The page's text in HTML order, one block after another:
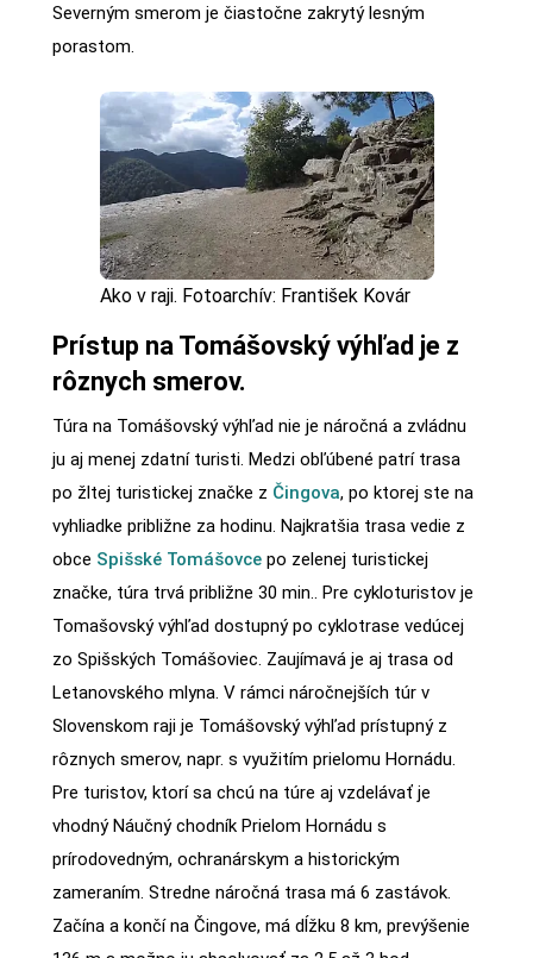
Severným smerom je čiastočne zakrytý lesným
porastom.
Ako v raji. Fotoarchív: František Kovár
Prístup na Tomášovský výhľad je z
rôznych smerov.
Túra na Tomášovský výhľad nie je náročná a zvládnu
ju aj menej zdatní turisti. Medzi obľúbené patrí trasa
po žltej turistickej značke z Čingova, po ktorej ste na
vyhliadke približne za hodinu. Najkratšia trasa vedie z
obce Spišské Tomášovcepo zelenej turistickej
značke, túra trvá približne 30 min.. Pre cykloturistov je
Tomašovský výhľad dostupný po cyklotrase vedúcej
zo Spišských Tomášoviec. Zaujímavá je aj trasa od
Letanovského mlyna. V rámci náročnejších túr v
Slovenskom raji je Tomášovský výhľad prístupný z
rôznych smerov, napr. s využitím prielomu Hornádu.
Pre turistov, ktorí sa chcú na túre aj vzdelávať je
vhodný Náučný chodník Prielom Hornádu s
prírodovedným, ochranárskym a historickým
zameraním. Stredne náročná trasa má 6 zastávok.
Začína a končí na Čingove, má dĺžku 8 km, prevýšenie